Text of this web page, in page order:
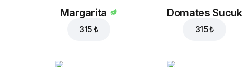
Margarita
315 ₺
Domates Sucuk
315 ₺